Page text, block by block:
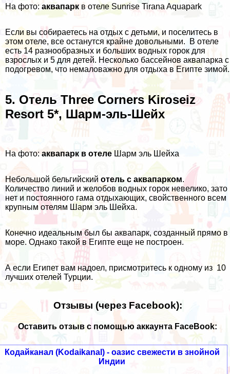
На фото: аквапарк в отеле Sunrise Tirana Aquapark
Если вы собираетесь на отдых с детьми, и поселитесь в
этом отеле, все останутся крайне довольными. В отеле
есть 14 разнообразных и больших водных горок для
взрослых и 5 для детей. Несколько бассейнов аквапарка с
подогревом, что немаловажно для отдыха в Египте зимой.
5. Отель Three Corners Kiroseiz
Resort 5*, Шарм-эль-Шейх
На фото: аквапарк в отеле Шарм эль Шейха
Небольшой бельгийский отель с аквапарком.
Количество линий и желобов водных горок невелико, зато
нет и постоянного гама отдыхающих, свойственного всем
крупным отелям Шарм эль Шейха.
Конечно идеальным был бы аквапарк, созданный прямо в
море. Однако такой в Египте еще не построен.
А если Египет вам надоел, присмотритесь к одному из 10
лучших отелей Турции.
Отзывы (через Facebook):
Оставить отзыв с помощью аккаунта FaceBook:
Кодайканал (Kodaikanal) - оазис свежести в знойной
Индии